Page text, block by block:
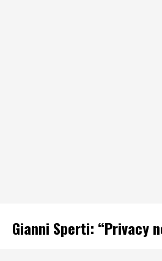
Gianni Sperti: “Privacy